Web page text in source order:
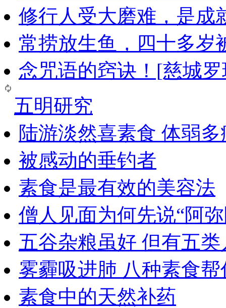
修行人受大磨难，是成
常捞放生鱼，四十多岁
念咒语的窍诀！[慈城
五明研究
陆游淡然喜素食 体弱
被感动的垂钓者
素食是最有效的美容法
僧人见面为何先说“阿
五谷杂粮虽好 但有五
雾霾吸进肺 八种素食帮
素食中的天然补药